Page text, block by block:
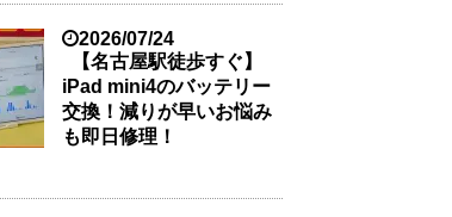
2026/07/24
【名古屋駅徒歩すぐ】
iPad mini4のバッテリー
交換！減りが早いお悩み
も即日修理！